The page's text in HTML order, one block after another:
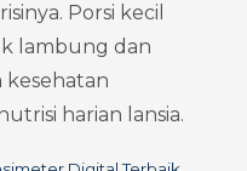
Porsi kecil
lambung dan
harian lansia.